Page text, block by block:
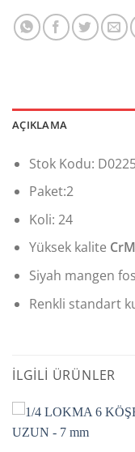
AÇIKLAMA
Stok Kodu:
Paket:2
Koli: 24
Yüksek kalite
Siyah mangen
Renkli standart
İLGILI ÜRÜNLER